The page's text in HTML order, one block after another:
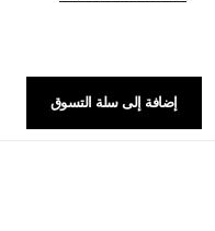
إضافة إلى سلة التسوق